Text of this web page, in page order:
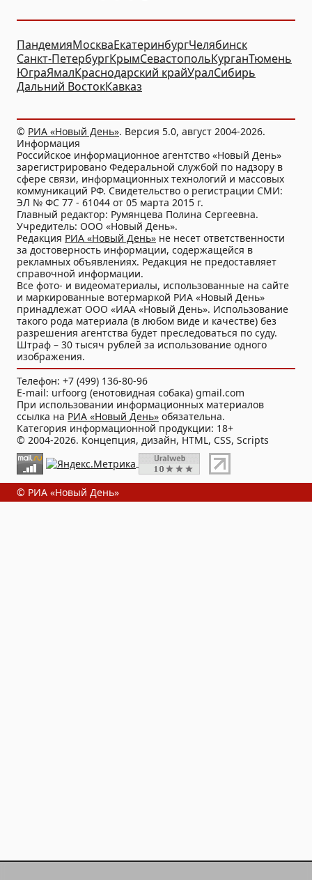
ПандемияМоскваЕкатеринбургЧелябинск
Санкт-ПетербургКрымСевастопольКурганТюмень
ЮграЯмалКраснодарский крайУралСибирь
Дальний ВостокКавказ
© РИА «Новый День». Версия 5.0, август 2004-2026.
Информация
Российское информационное агентство «Новый День»
зарегистрировано Федеральной службой по надзору в
сфере связи, информационных технологий и массовых
коммуникаций РФ. Свидетельство о регистрации СМИ:
ЭЛ № ФС 77 - 61044 от 05 марта 2015 г.
Главный редактор: Румянцева Полина Сергеевна.
Учредитель: ООО «Новый День».
Редакция РИА «Новый День» не несет ответственности
за достоверность информации, содержащейся в
рекламных объявлениях. Редакция не предоставляет
справочной информации.
Все фото- и видеоматериалы, использованные на сайте
и маркированные вотермаркой РИА «Новый День»
принадлежат ООО «ИАА «Новый День». Использование
такого рода материала (в любом виде и качестве) без
разрешения агентства будет преследоваться по суду.
Штраф – 30 тысяч рублей за использование одного
изображения.
Телефон: +7 (499) 136-80-96
E-mail: urfoorg (енотовидная собака) gmail.com
При использовании информационных материалов
ссылка на РИА «Новый День» обязательна.
Категория информационной продукции: 18+
© 2004-2026. Концепция, дизайн, HTML, CSS, Scripts
© РИА «Новый День»